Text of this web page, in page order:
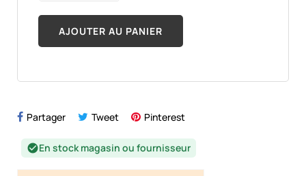
AJOUTER AU PANIER
Partager Tweet Pinterest
check_circleEn stock magasin ou fournisseur